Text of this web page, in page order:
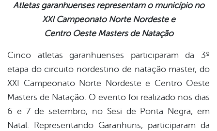
Atletas garanhuenses representam o município no
XXI Campeonato Norte Nordeste e
Centro Oeste Masters de Natação
Cinco atletas garanhuenses participaram da 3º
etapa do circuito nordestino de natação master, do
XXI Campeonato Norte Nordeste e Centro Oeste
Masters de Natação. O evento foi realizado nos dias
6 e 7 de setembro, no Sesi de Ponta Negra, em
Natal. Representando Garanhuns, participaram da